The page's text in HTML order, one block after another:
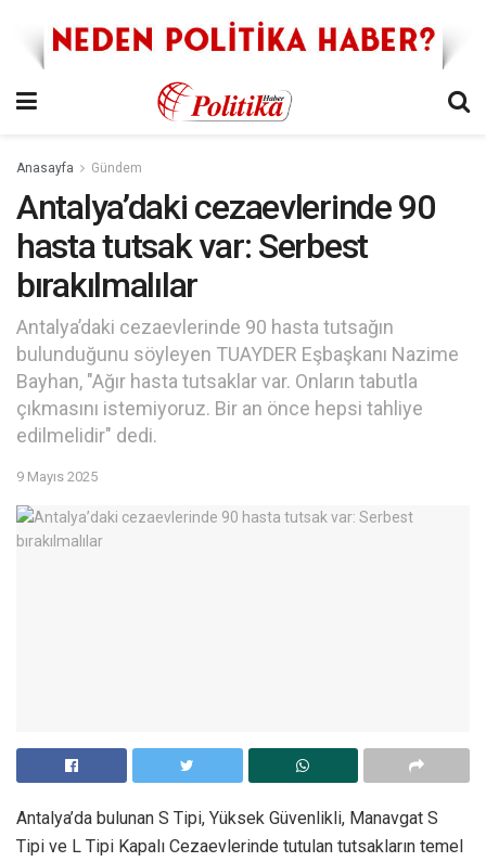
Anasayfa Gündem
Antalya’daki cezaevlerinde 90
hasta tutsak var: Serbest
bırakılmalılar
Antalya’daki cezaevlerinde 90 hasta tutsağın
bulunduğunu söyleyen TUAYDER Eşbaşkanı Nazime
Bayhan, "Ağır hasta tutsaklar var. Onların tabutla
çıkmasını istemiyoruz. Bir an önce hepsi tahliye
edilmelidir" dedi.
9 Mayıs 2025
Antalya’da bulunan S Tipi, Yüksek Güvenlikli, Manavgat S
Tipi ve L Tipi Kapalı Cezaevlerinde tutulan tutsakların temel